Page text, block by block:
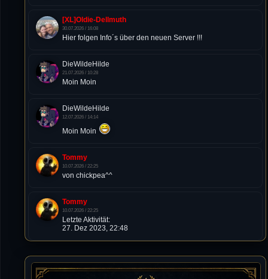
[XL]Oldie-Dellmuth
30.07.2026 / 16:08
Hier folgen Info´s über den neuen Server !!!
DieWildeHilde
21.07.2026 / 10:28
Moin Moin
DieWildeHilde
12.07.2026 / 14:14
Moin Moin
Tommy
10.07.2026 / 22:25
von chickpea^^
Tommy
10.07.2026 / 22:25
Letzte Aktivität:
27. Dez 2023, 22:48
DieWildeHilde
10.07.2026 / 12:48
Happy Birthday Chickpea